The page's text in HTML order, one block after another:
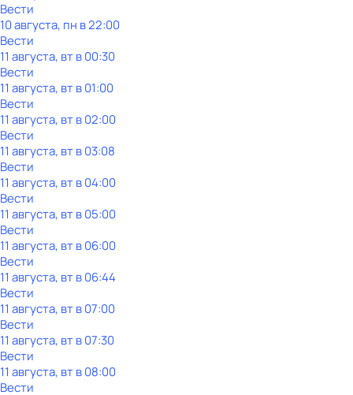
Вести
10 августа, пн в 22:00
Вести
11 августа, вт в 00:30
Вести
11 августа, вт в 01:00
Вести
11 августа, вт в 02:00
Вести
11 августа, вт в 03:08
Вести
11 августа, вт в 04:00
Вести
11 августа, вт в 05:00
Вести
11 августа, вт в 06:00
Вести
11 августа, вт в 06:44
Вести
11 августа, вт в 07:00
Вести
11 августа, вт в 07:30
Вести
11 августа, вт в 08:00
Вести